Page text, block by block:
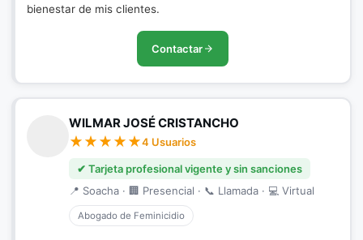
bienestar de mis clientes.
Contactar
WILMAR JOSÉ CRISTANCHO
4 Usuarios
✔ Tarjeta profesional vigente y sin sanciones
📍 Soacha · 🏢 Presencial · 📞 Llamada · 💻 Virtual
Abogado de Feminicidio